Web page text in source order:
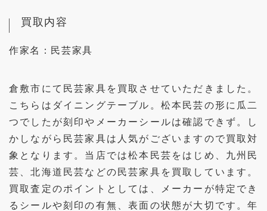
買取内容
作家名： 民芸家具
倉敷市にて民芸家具を買取させていただきました。
こちらはダイニングテーブル。松本民芸の形に瓜二
つでしたが刻印やメーカーシールは確認できず。し
かしながら民芸家具は人気がございますので買取対
象となります。当店では松本民芸をはじめ、九州民
芸、北海道民芸などの民芸家具を買取しています。
買取査定のポイントとしては、メーカーが特定でき
るシールや刻印の有無、表面の状態が大切です。年